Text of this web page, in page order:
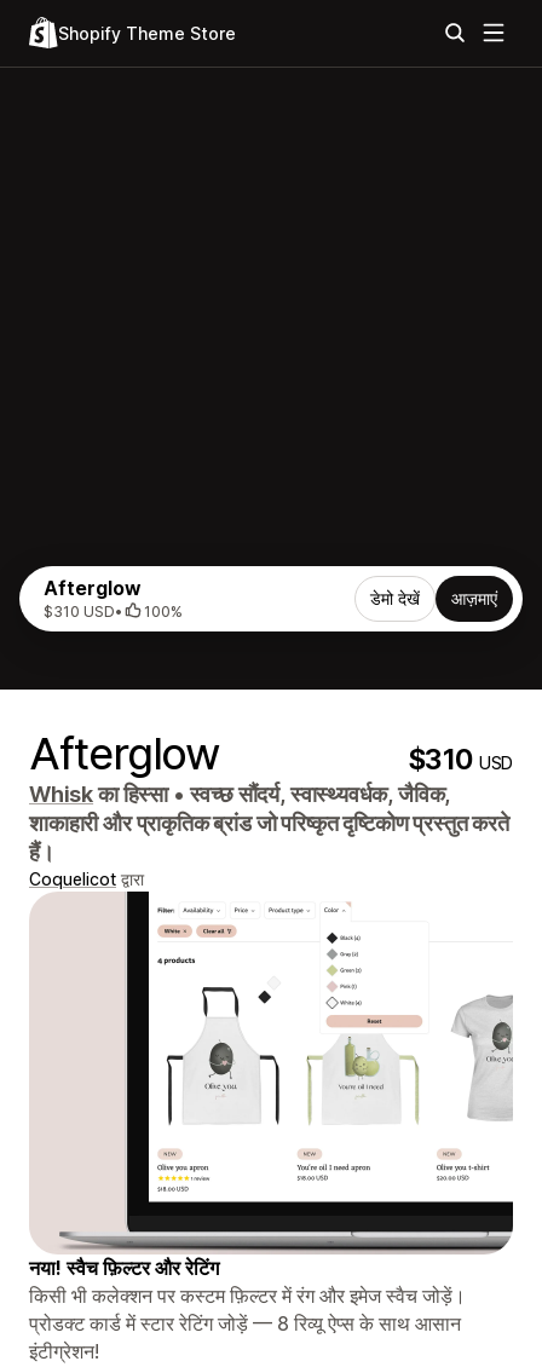
Shopify Theme Store
Afterglow
$310 USD• 100%
डेमो देखें आज़माएं
Afterglow $310USD
Whiskका हिस्सा • स्वच्छ सौंदर्य, स्वास्थ्यवर्धक, जैविक,
शाकाहारी और प्राकृतिक ब्रांड जो परिष्कृत दृष्टिकोण प्रस्तुत करते
हैं।
Coquelicot द्वारा
नया! स्वैच फ़िल्टर और रेटिंग
किसी भी कलेक्शन पर कस्टम फ़िल्टर में रंग और इमेज स्वैच जोड़ें।
प्रोडक्ट कार्ड में स्टार रेटिंग जोड़ें — 8 रिव्यू ऐप्स के साथ आसान
इंटीग्रेशन!